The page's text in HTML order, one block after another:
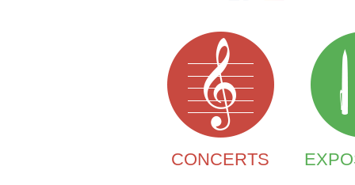
CONCERTS